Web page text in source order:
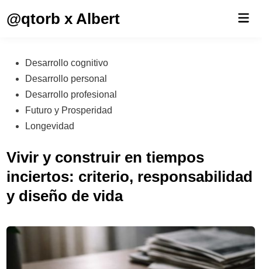
@qtorb x Albert
Publicado
en
Desarrollo cognitivo
Desarrollo personal
Desarrollo profesional
Futuro y Prosperidad
Longevidad
Vivir y construir en tiempos
inciertos: criterio, responsabilidad
y diseño de vida